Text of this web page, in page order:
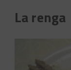
La renga